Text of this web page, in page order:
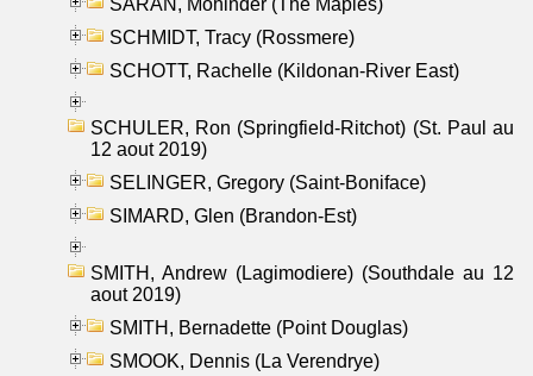
SCHMIDT, Tracy (Rossmere)
SCHOTT, Rachelle (Kildonan-River East)
SCHULER, Ron (Springfield-Ritchot) (St. Paul au
12 aout 2019)
SELINGER, Gregory (Saint-Boniface)
SIMARD, Glen (Brandon-Est)
SMITH, Andrew (Lagimodiere) (Southdale au 12
aout 2019)
SMITH, Bernadette (Point Douglas)
SMOOK, Dennis (La Verendrye)